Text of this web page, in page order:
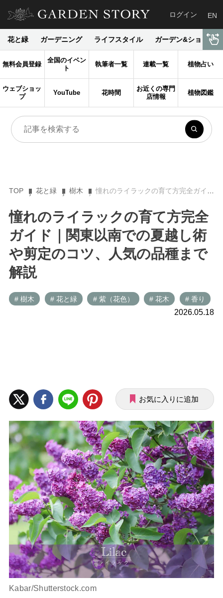
ログイン EN
花と緑 ガーデニング ライフスタイル ガーデン&ショップ
無料会員登録
全国のイベン
ト
執筆者一覧 連載一覧 植物占い
ウェブショッ
プ
YouTube 花時間
お近くの専門
店情報
植物図鑑
TOP 花と緑 樹木 憧れのライラックの育て方完全ガイド｜関東以南での夏越し術や剪定のコツ、人気の品種まで解説
憧れのライラックの育て方完全
ガイド｜関東以南での夏越し術
や剪定のコツ、人気の品種まで
解説
# 樹木 # 花と緑 # 紫（花色） # 花木 # 香り
2026.05.18
お気に入りに追加
Kabar/Shutterstock.com